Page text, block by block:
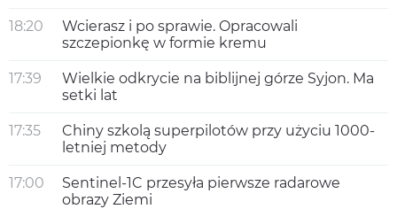
18:20
Wcierasz i po sprawie. Opracowali
szczepionkę w formie kremu
17:39
Wielkie odkrycie na biblijnej górze Syjon. Ma
setki lat
17:35
Chiny szkolą superpilotów przy użyciu 1000-
letniej metody
17:00
Sentinel-1C przesyła pierwsze radarowe
obrazy Ziemi